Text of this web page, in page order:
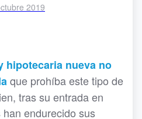
2019
hipotecaria nueva no
que prohíba este tipo de
tras su entrada en
endurecido sus